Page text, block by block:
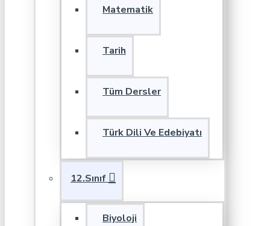
Matematik
Tarih
Tüm Dersler
Türk Dili Ve Edebiyatı
12.Sınıf
Biyoloji